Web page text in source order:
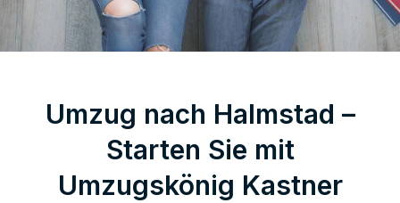
Umzug nach Halmstad –
Starten Sie mit
Umzugskönig Kastner